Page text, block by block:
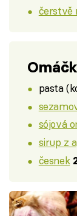
čerstvě
pasta
sójová
sirup z
česnek